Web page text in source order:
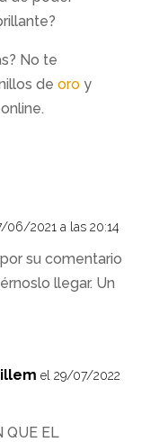
No te
de oroy
06/2021 a las 20:14
su comentario
llegar. Un
el 29/07/2022
QUE EL